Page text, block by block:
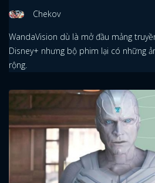
Chekov
WandaVision dù là mở đầu mảng
Disney+ nhưng bộ phim lại có những
rộng.